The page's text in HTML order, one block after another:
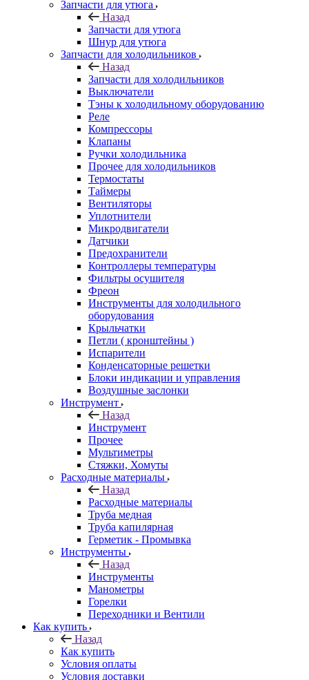
Запчасти для утюга
Назад
Запчасти для утюга
Шнур для утюга
Запчасти для холодильников
Назад
Запчасти для холодильников
Выключатели
Тэны к холодильному оборудованию
Реле
Компрессоры
Клапаны
Ручки холодильника
Прочее для холодильников
Термостаты
Таймеры
Вентиляторы
Уплотнители
Микродвигатели
Датчики
Предохранители
Контроллеры температуры
Фильтры осушителя
Фреон
Инструменты для холодильного
оборудования
Крыльчатки
Петли ( кронштейны )
Испарители
Конденсаторные решетки
Блоки индикации и управления
Воздушные заслонки
Инструмент
Назад
Инструмент
Прочее
Мультиметры
Стяжки, Хомуты
Расходные материалы
Назад
Расходные материалы
Труба медная
Труба капилярная
Герметик - Промывка
Инструменты
Назад
Инструменты
Манометры
Горелки
Переходники и Вентили
Как купить
Назад
Как купить
Условия оплаты
Условия доставки